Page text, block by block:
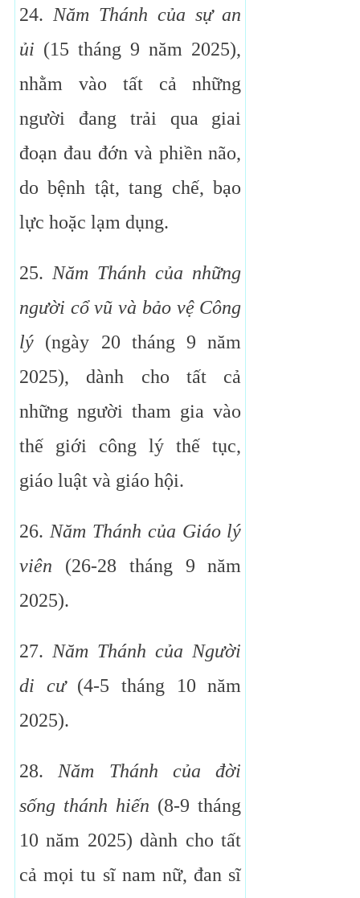
24. Năm Thánh của sự an
ủi (15 tháng 9 năm 2025),
nhằm vào tất cả những
người đang trải qua giai
đoạn đau đớn và phiền não,
do bệnh tật, tang chế, bạo
lực hoặc lạm dụng.
25.Năm Thánh của những
người cổ vũ và bảo vệ Công
lý (ngày 20 tháng 9 năm
2025), dành cho tất cả
những người tham gia vào
thế giới công lý thế tục,
giáo luật và giáo hội.
26. Năm Thánh của Giáo lý
viên (26-28 tháng 9 năm
2025).
27.Năm Thánh của Người
di cư(4-5 tháng 10 năm
2025).
28.Năm Thánh của đời
sống thánh hiến (8-9 tháng
10 năm 2025) dành cho tất
cả mọi tu sĩ nam nữ, đan sĩ